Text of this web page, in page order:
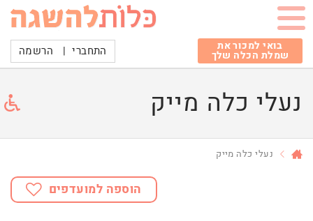
בואי למכור את
שמלת הכלה שלך התחברי | הרשמה
נעלי כלה מייק
נעלי כלה מייק
הוספה למועדפים